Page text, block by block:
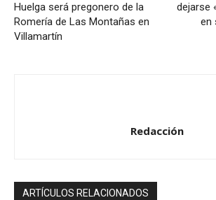
r
d
Huelga será pregonero de la
Romería de Las Montañas en
Villamartín
dejarse
en
Redacción
ARTÍCULOS RELACIONADOS